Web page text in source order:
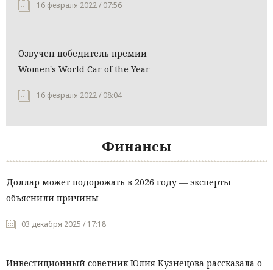
16 февраля 2022 / 07:56
Озвучен победитель премии
Women's World Car of the Year
16 февраля 2022 / 08:04
Финансы
Доллар может подорожать в 2026 году — эксперты
объяснили причины
03 декабря 2025 / 17:18
Инвестиционный советник Юлия Кузнецова рассказала о